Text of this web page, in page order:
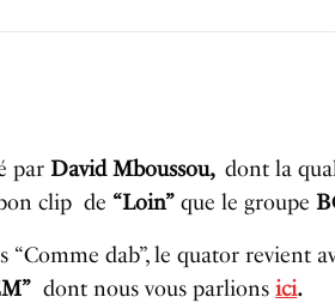
par David Mboussou, dont la
clip de “Loin”que le groupe
“Comme dab”, le quator revient
dont nous vous parlionsici.